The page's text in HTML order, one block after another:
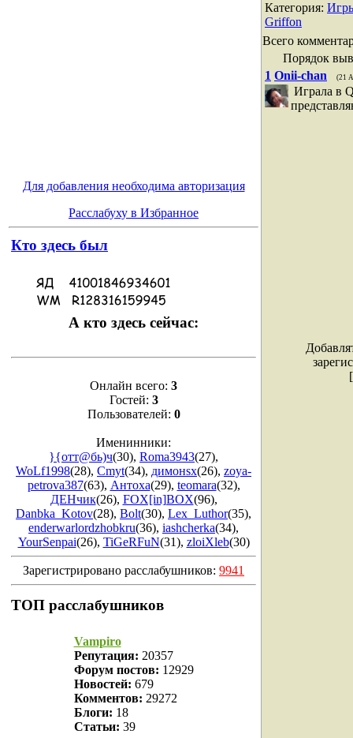
Для добавления необходима авторизация
Расслабуху в Избранное
Кто здесь был
А кто здесь сейчас:
Онлайн всего: 3
Гостей: 3
Пользователей: 0
Именинники:
}{oтт@бь)ч(30), Roma3943(27),
WoLf1998(28), Cmyt(34), димонsx(26), zoya-
petrova387(63), Антоха(29), teomara(32),
ДЕНчик(26), FOX[in]BOX(96),
Danbka_Kotov(28), Bolt(30), Lex_Luthor(35),
enderwarlordzhobkru(36), iashcherka(34),
YourSenpai(26), TiGeRFuN(31), zloiXleb(30)
Зарегистрировано расслабушников: 9941
ТОП расслабушников
Vampiro
Репутация: 20357
Форум постов: 12929
Новостей: 679
Комментов: 29272
Блоги: 18
Статьи: 39
Категория:
Griffon
Всего
Порядок
1 Onii-chan (21
Играла в